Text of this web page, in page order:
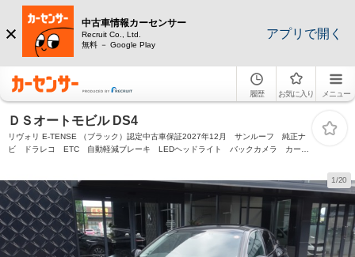
中古車情報カーセンサー
Recruit Co., Ltd.
無料 － Google Play
アプリで開く
履歴 お気に入り メニュー
ＤＳオートモビル DS4
リヴォリ E-TENSE （ブラック）認定中古車保証2027年12月 サンルーフ 純正ナ
ビ ドラレコ ETC 自動軽減ブレーキ LEDヘッドライト バックカメラ カープ
1/20